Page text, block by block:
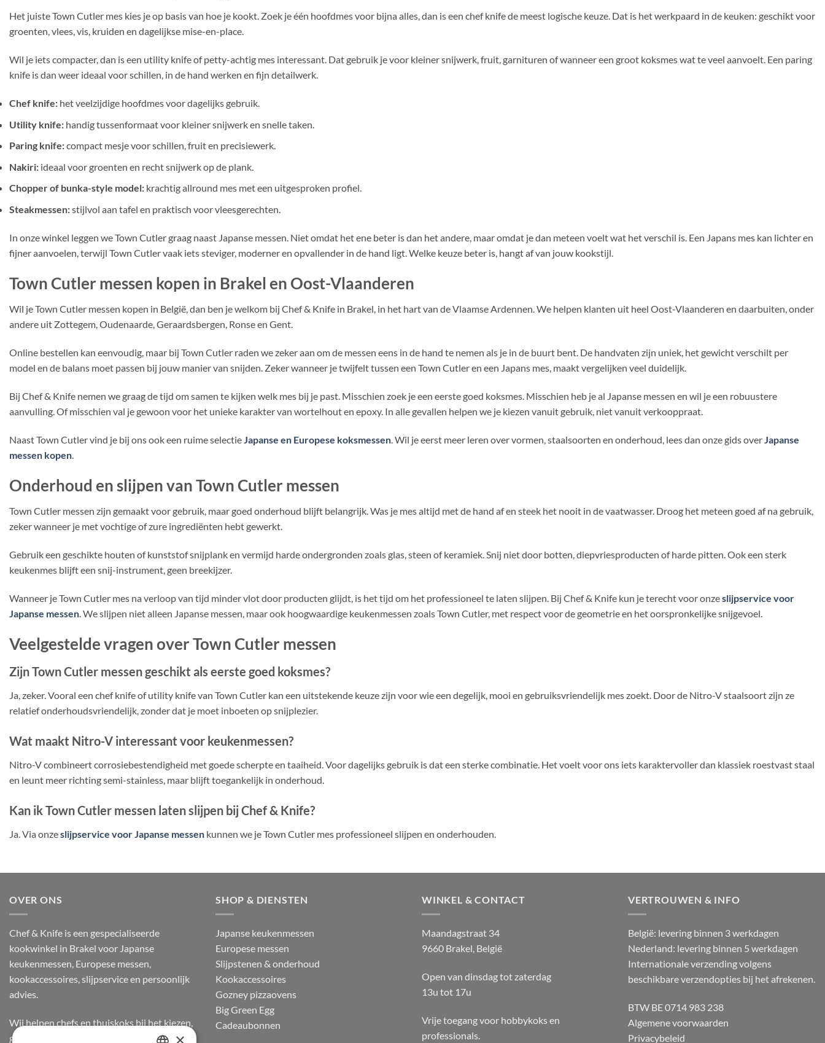
Het juiste Town Cutler mes kies je op basis van hoe je kookt. Zoek je één hoofdmes voor bijna alles, dan is een chef knife de meest logische keuze. Dat is het werkpaard in de keuken: geschikt voor
groenten, vlees, vis, kruiden en dagelijkse mise-en-place.
Wil je iets compacter, dan is een utility knife of petty-achtig mes interessant. Dat gebruik je voor kleiner snijwerk, fruit, garnituren of wanneer een groot koksmes wat te veel aanvoelt. Een paring
knife is dan weer ideaal voor schillen, in de hand werken en fijn detailwerk.
Chef knife: het veelzijdige hoofdmes voor dagelijks gebruik.
Utility knife: handig tussenformaat voor kleiner snijwerk en snelle taken.
Paring knife:compact mesje voor schillen, fruit en precisiewerk.
Nakiri: ideaal voor groenten en recht snijwerk op de plank.
Chopper of bunka-style model: krachtig allround mes met een uitgesproken profiel.
Steakmessen:stijlvol aan tafel en praktisch voor vleesgerechten.
In onze winkel leggen we Town Cutler graag naast Japanse messen. Niet omdat het ene beter is dan het andere, maar omdat je dan meteen voelt wat het verschil is. Een Japans mes kan lichter en
fijner aanvoelen, terwijl Town Cutler vaak iets steviger, moderner en opvallender in de hand ligt. Welke keuze beter is, hangt af van jouw kookstijl.
Town Cutler messen kopen in Brakel en Oost-Vlaanderen
Wil je Town Cutler messen kopen in België, dan ben je welkom bij Chef & Knife in Brakel, in het hart van de Vlaamse Ardennen. We helpen klanten uit heel Oost-Vlaanderen en daarbuiten, onder
andere uit Zottegem, Oudenaarde, Geraardsbergen, Ronse en Gent.
Online bestellen kan eenvoudig, maar bij Town Cutler raden we zeker aan om de messen eens in de hand te nemen als je in de buurt bent. De handvaten zijn uniek, het gewicht verschilt per
model en de balans moet passen bij jouw manier van snijden. Zeker wanneer je twijfelt tussen een Town Cutler en een Japans mes, maakt vergelijken veel duidelijk.
Bij Chef & Knife nemen we graag de tijd om samen te kijken welk mes bij je past. Misschien zoek je een eerste goed koksmes. Misschien heb je al Japanse messen en wil je een robuustere
aanvulling. Of misschien val je gewoon voor het unieke karakter van wortelhout en epoxy. In alle gevallen helpen we je kiezen vanuit gebruik, niet vanuit verkooppraat.
Naast Town Cutler vind je bij ons ook een ruime selectie Japanse en Europese koksmessen . Wil je eerst meer leren over vormen, staalsoorten en onderhoud, lees dan onze gids over Japanse
messen kopen
Onderhoud en slijpen van Town Cutler messen
Town Cutler messen zijn gemaakt voor gebruik, maar goed onderhoud blijft belangrijk. Was je mes altijd met de hand af en steek het nooit in de vaatwasser. Droog het meteen goed af na gebruik,
zeker wanneer je met vochtige of zure ingrediënten hebt gewerkt.
Gebruik een geschikte houten of kunststof snijplank en vermijd harde ondergronden zoals glas, steen of keramiek. Snij niet door botten, diepvriesproducten of harde pitten. Ook een sterk
keukenmes blijft een snij-instrument, geen breekijzer.
Wanneer je Town Cutler mes na verloop van tijd minder vlot door producten glijdt, is het tijd om het professioneel te laten slijpen. Bij Chef & Knife kun je terecht voor onzeslijpservice voor
Japanse messen. We slijpen niet alleen Japanse messen, maar ook hoogwaardige keukenmessen zoals Town Cutler, met respect voor de geometrie en het oorspronkelijke snijgevoel.
Veelgestelde vragen over Town Cutler messen
Zijn Town Cutler messen geschikt als eerste goed koksmes?
Ja, zeker. Vooral een chef knife of utility knife van Town Cutler kan een uitstekende keuze zijn voor wie een degelijk, mooi en gebruiksvriendelijk mes zoekt. Door de Nitro-V staalsoort zijn ze
relatief onderhoudsvriendelijk, zonder dat je moet inboeten op snijplezier.
Wat maakt Nitro-V interessant voor keukenmessen?
Nitro-V combineert corrosiebestendigheid met goede scherpte en taaiheid. Voor dagelijks gebruik is dat een sterke combinatie. Het voelt voor ons iets karaktervoller dan klassiek roestvast staal
en leunt meer richting semi-stainless, maar blijft toegankelijk in onderhoud.
Kan ik Town Cutler messen laten slijpen bij Chef & Knife?
Ja. Via onzeslijpservice voor Japanse messen kunnen we je Town Cutler mes professioneel slijpen en onderhouden.
OVER ONS
Chef & Knife is een gespecialiseerde
kookwinkel in Brakel voor Japanse
keukenmessen, Europese messen,
kookaccessoires, slijpservice en persoonlijk
advies.
Wij helpen chefs en thuiskoks bij het kiezen,
gebruiken en onderhouden van messen, op
SHOP & DIENSTEN
Japanse keukenmessen
Europese messen
Slijpstenen & onderhoud
Kookaccessoires
Gozney pizzaovens
Big Green Egg
Cadeaubonnen
WINKEL & CONTACT
Maandagstraat 34
9660 Brakel, België
Open van dinsdag tot zaterdag
13u tot 17u
Vrije toegang voor hobbykoks en
professionals.
VERTROUWEN & INFO
België: levering binnen 3 werkdagen
Nederland: levering binnen 5 werkdagen
Internationale verzending volgens
beschikbare verzendopties bij het afrekenen.
BTW BE 0714 983 238
Algemene voorwaarden
Privacybeleid